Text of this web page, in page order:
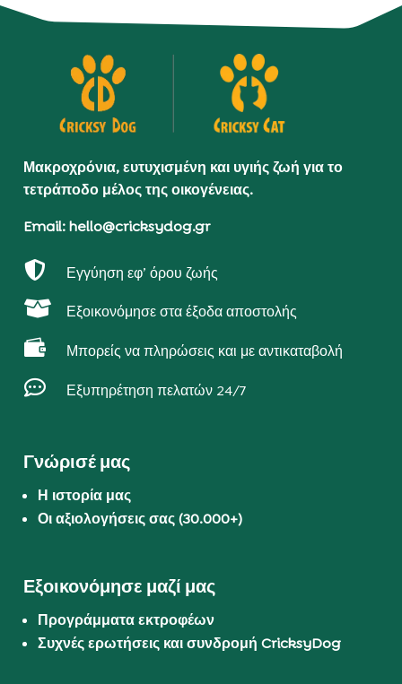
Μακροχρόνια, ευτυχισμένη και υγιής ζωή για το
τετράποδο μέλος της οικογένειας.
Email: hello@cricksydog.gr
 Εγγύηση εφ’ όρου ζωής
 Εξοικονόμησε στα έξοδα αποστολής
 Μπορείς να πληρώσεις και με αντικαταβολή
 Εξυπηρέτηση πελατών 24/7
Γνώρισέ μας
Η ιστορία μας
Οι αξιολογήσεις σας (30.000+)
Εξοικονόμησε μαζί μας
Προγράμματα εκτροφέων
Συχνές ερωτήσεις και συνδρομή CricksyDog